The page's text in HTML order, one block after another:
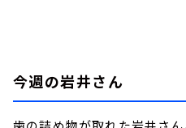
今週の岩井さん